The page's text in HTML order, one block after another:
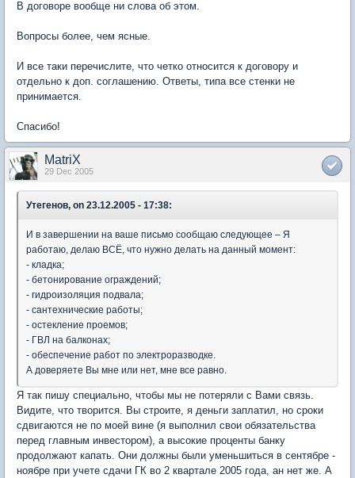
В договоре вообще ни слова об этом.
Вопросы более, чем ясные.
И все таки перечислите, что четко относится к договору и
отдельно к доп. соглашению. Ответы, типа все стенки не
принимается.
Спасибо!
MatriX
29 Dec 2005
Утегенов, on 23.12.2005 - 17:38:
И в завершении на ваше письмо сообщаю следующее – Я
работаю, делаю ВСЁ, что нужно делать на данный момент:
- кладка;
- бетонирование ограждений;
- гидроизоляция подвала;
- сантехнические работы;
- остекление проемов;
- ГВЛ на балконах;
- обеспечение работ по электроразводке.
А доверяете Вы мне или нет, мне все равно.
Я так пишу специально, чтобы мы не потеряли с Вами связь.
Видите, что творится. Вы строите, я деньги заплатил, но сроки
сдвигаются не по моей вине (я выполнил свои обязательства
перед главным инвестором), а высокие проценты банку
продолжают капать. Они должны были уменьшиться в сентябре -
ноябре при учете сдачи ГК во 2 квартале 2005 года, ан нет же. А